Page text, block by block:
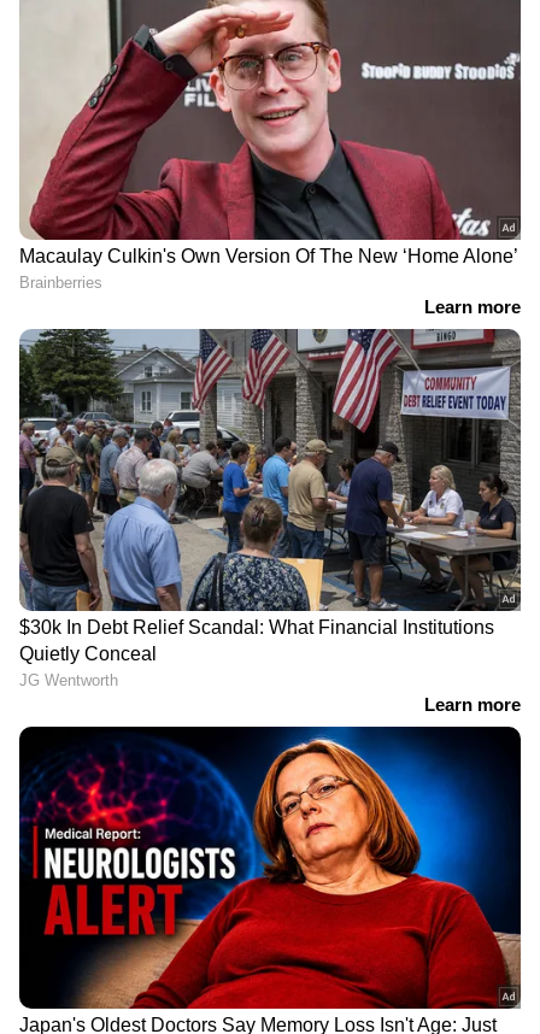
Related Articles
മാരുതി സുസുക്കി ബലേനോയുടെ പുതിയ
വിപണി പിടിക്കാൻ മാരുതി; 4 പുതിയ 7
സീറ്റർ കാറുകൾ